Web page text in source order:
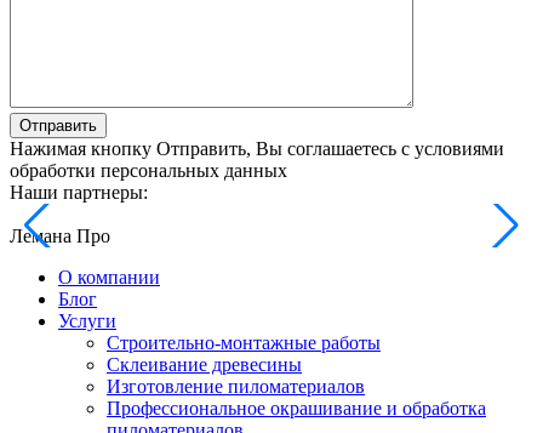
Отправить
Нажимая кнопку Отправить, Вы соглашаетесь с условиями
обработки персональных данных
Наши партнеры:
Лемана Про
О компании
Блог
Услуги
Строительно-монтажные работы
Склеивание древесины
Изготовление пиломатериалов
Профессиональное окрашивание и обработка